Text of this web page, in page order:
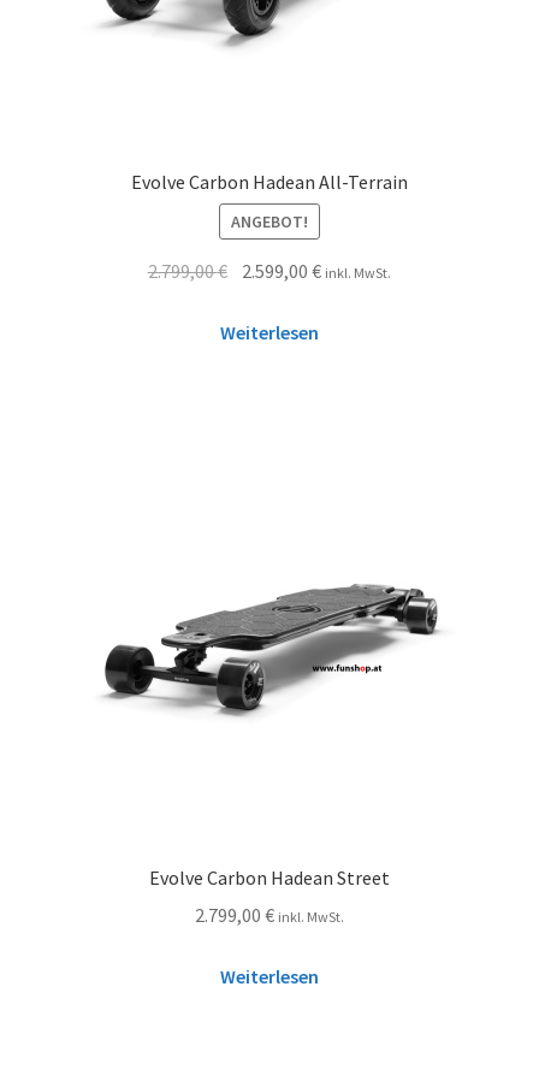
Evolve Carbon Hadean All-Terrain
ANGEBOT!
2.799,00€ 2.599,00€ inkl. MwSt.
Weiterlesen
Evolve Carbon Hadean Street
2.799,00 € inkl. MwSt.
Weiterlesen